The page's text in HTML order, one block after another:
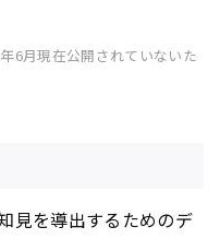
6月現在公開されていないた
見を導出するためのデ